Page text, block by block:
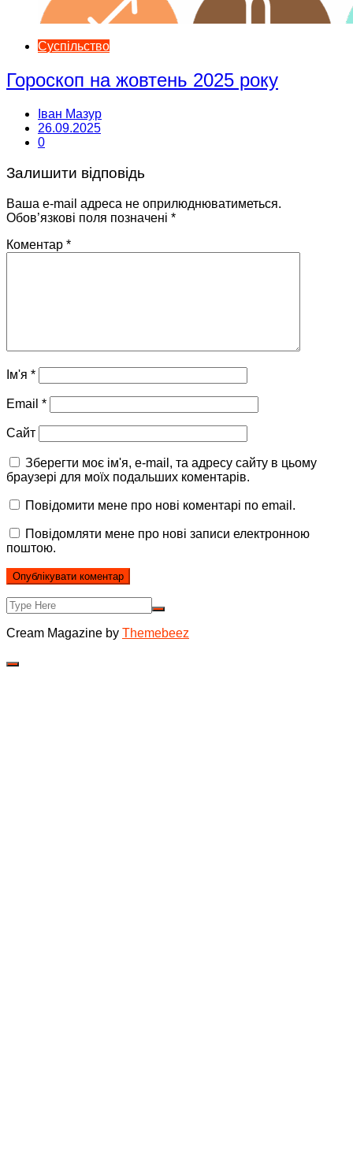
Суспільство
Гороскоп на жовтень 2025 року
Іван Мазур
26.09.2025
0
Залишити відповідь
Ваша e-mail адреса не оприлюднюватиметься.
Обов’язкові поля позначені *
Коментар *
Ім'я *
Email *
Сайт
Зберегти моє ім'я, e-mail, та адресу сайту в цьому
браузері для моїх подальших коментарів.
Повідомити мене про нові коментарі по email.
Повідомляти мене про нові записи електронною
поштою.
Cream Magazine by Themebeez